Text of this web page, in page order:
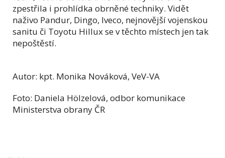
zpestřila i prohlídka obrněné techniky. Vidět
naživo Pandur, Dingo, Iveco, nejnovější vojenskou
sanitu či Toyotu Hillux se v těchto místech jen tak
nepoštěstí.
Autor: kpt. Monika Nováková, VeV-VA
Foto: Daniela Hölzelová, odbor komunikace
Ministerstva obrany ČR